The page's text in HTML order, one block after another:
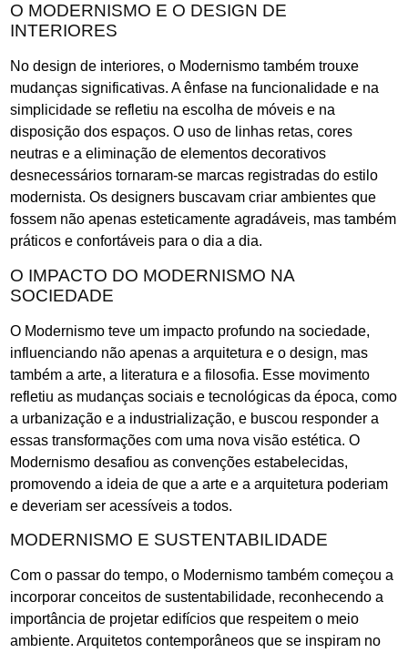
O MODERNISMO E O DESIGN DE
INTERIORES
No design de interiores, o Modernismo também trouxe
mudanças significativas. A ênfase na funcionalidade e na
simplicidade se refletiu na escolha de móveis e na
disposição dos espaços. O uso de linhas retas, cores
neutras e a eliminação de elementos decorativos
desnecessários tornaram-se marcas registradas do estilo
modernista. Os designers buscavam criar ambientes que
fossem não apenas esteticamente agradáveis, mas também
práticos e confortáveis para o dia a dia.
O IMPACTO DO MODERNISMO NA
SOCIEDADE
O Modernismo teve um impacto profundo na sociedade,
influenciando não apenas a arquitetura e o design, mas
também a arte, a literatura e a filosofia. Esse movimento
refletiu as mudanças sociais e tecnológicas da época, como
a urbanização e a industrialização, e buscou responder a
essas transformações com uma nova visão estética. O
Modernismo desafiou as convenções estabelecidas,
promovendo a ideia de que a arte e a arquitetura poderiam
e deveriam ser acessíveis a todos.
MODERNISMO E SUSTENTABILIDADE
Com o passar do tempo, o Modernismo também começou a
incorporar conceitos de sustentabilidade, reconhecendo a
importância de projetar edifícios que respeitem o meio
ambiente. Arquitetos contemporâneos que se inspiram no